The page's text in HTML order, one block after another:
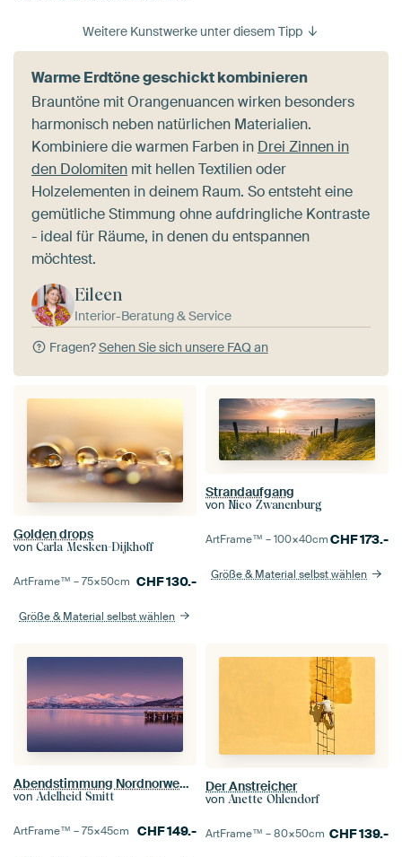
Weitere Kunstwerke unter diesem Tipp
Warme Erdtöne geschickt kombinieren
Brauntöne mit Orangenuancen wirken besonders
harmonisch neben natürlichen Materialien.
Kombiniere die warmen Farben in Drei Zinnen in
den Dolomiten mit hellen Textilien oder
Holzelementen in deinem Raum. So entsteht eine
gemütliche Stimmung ohne aufdringliche Kontraste
- ideal für Räume, in denen du entspannen
möchtest.
Eileen
Interior-Beratung & Service
Fragen?Sehen Sie sich unsere FAQ an
Golden drops
von Carla Mesken-Dijkhoff
ArtFrame™ –75×50cm CHF130.-
Größe & Material selbst wählen
Strandaufgang
von Nico Zwanenburg
ArtFrame™ –100×40cmCHF173.-
Größe & Material selbst wählen
Abendstimmung Nordnorwegen
von Adelheid Smitt
ArtFrame™ –75×45cm CHF149.-
Der Anstreicher
von Anette Ohlendorf
ArtFrame™ –80×50cm CHF139.-